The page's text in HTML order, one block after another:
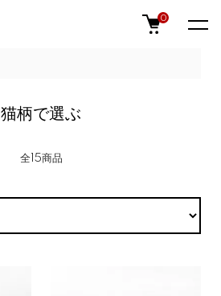
0
猫柄で選ぶ
全15商品